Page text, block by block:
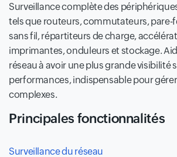
Surveillance complète des
tels que routeurs, commutateurs, pare-
sans fil, répartiteurs de charge,
imprimantes, onduleurs et stockage.
réseau à avoir une plus grande visibilité
performances, indispensable pour
complexes.
Principales fonctionnalités
Surveillance du réseau